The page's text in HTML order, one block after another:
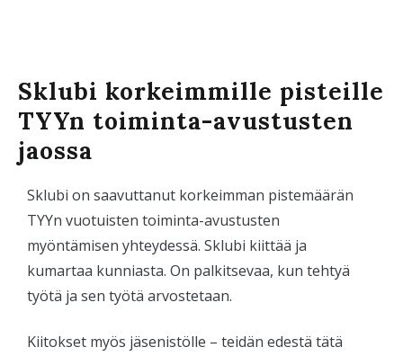
Sklubi korkeimmille pisteille
TYYn toiminta-avustusten
jaossa
Sklubi on saavuttanut korkeimman pistemäärän
TYYn vuotuisten toiminta-avustusten
myöntämisen yhteydessä. Sklubi kiittää ja
kumartaa kunniasta. On palkitsevaa, kun tehtyä
työtä ja sen työtä arvostetaan.
Kiitokset myös jäsenistölle – teidän edestä tätä